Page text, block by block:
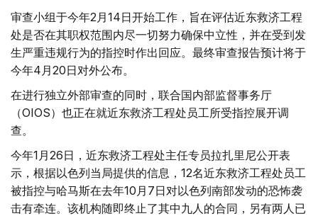
审查小组于今年2月14日开始工作，旨在评估近东救济工程
处是否在其职权范围内尽一切努力确保中立性，并在受到发
生严重违规行为的指控时作出回应。最终审查报告预计将于
今年4月20日对外公布。
在进行独立外部审查的同时，联合国内部监督事务厅
（OIOS）也正在就近东救济工程处员工所受指控展开调
查。
今年1月26日，近东救济工程处主任专员拉扎里尼公开表
示，根据以色列当局提供的信息，12名近东救济工程处员工
被指控与哈马斯在去年10月7日对以色列南部发动的恐怖袭
击有牵连。该机构随即终止了其中九人的合同，另有两人已